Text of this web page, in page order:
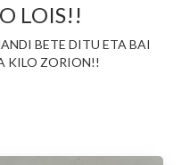
LOIS!!
BETE DITU ETA BAI
KILO ZORION!!